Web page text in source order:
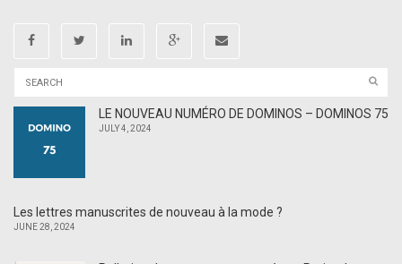
LE NOUVEAU NUMÉRO DE DOMINOS – DOMINOS 75
JULY 4, 2024
Les lettres manuscrites de nouveau à la mode ?
JUNE 28, 2024